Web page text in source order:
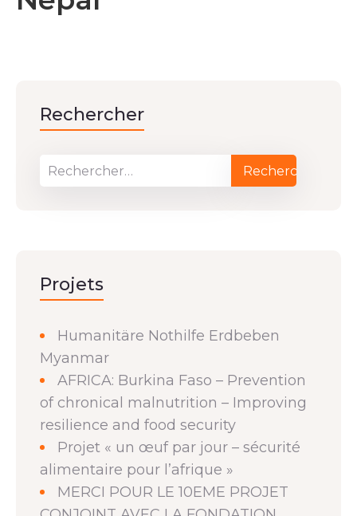
Rechercher
Projets
Humanitäre Nothilfe Erdbeben
Myanmar
AFRICA: Burkina Faso – Prevention
of chronical malnutrition – Improving
resilience and food security
Projet « un œuf par jour – sécurité
alimentaire pour l’afrique »
MERCI POUR LE 10EME PROJET